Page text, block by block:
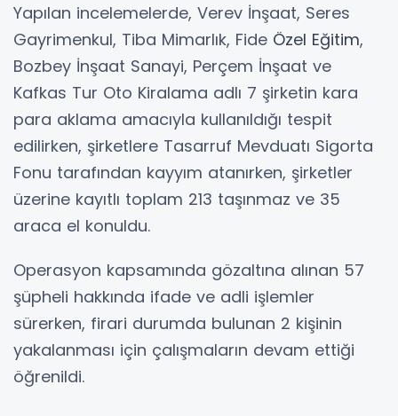
Yapılan incelemelerde, Verev İnşaat, Seres
Gayrimenkul, Tiba Mimarlık, Fide Özel Eğitim,
Bozbey İnşaat Sanayi, Perçem İnşaat ve
Kafkas Tur Oto Kiralama adlı 7 şirketin kara
para aklama amacıyla kullanıldığı tespit
edilirken, şirketlere Tasarruf Mevduatı Sigorta
Fonu tarafından kayyım atanırken, şirketler
üzerine kayıtlı toplam 213 taşınmaz ve 35
araca el konuldu.
Operasyon kapsamında gözaltına alınan 57
şüpheli hakkında ifade ve adli işlemler
sürerken, firari durumda bulunan 2 kişinin
yakalanması için çalışmaların devam ettiği
öğrenildi.